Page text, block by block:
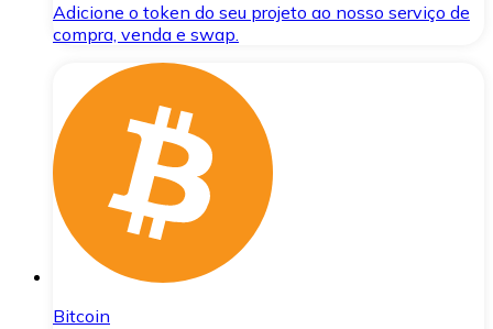
Adicione o token do seu projeto ao nosso serviço de
compra, venda e swap.
Bitcoin